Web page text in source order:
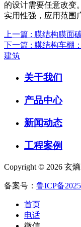
的设计需要任意改变
实用性强，应用范围
上一篇 : 膜结构膜面
下一篇 : 膜结构车棚
建筑
关于我们
产品中心
新闻动态
工程案例
Copyright © 2026 玄
备案号： 鲁ICP备
首页
电话